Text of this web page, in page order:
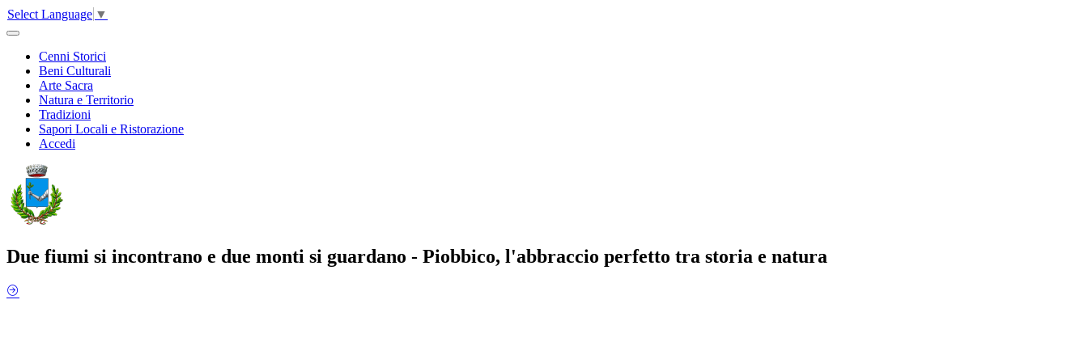
Select Language ▼
Cenni Storici
Beni Culturali
Arte Sacra
Natura e Territorio
Tradizioni
Sapori Locali e Ristorazione
Accedi
Due fiumi si incontrano e due monti si guardano - Piobbico, l'abbraccio perfetto tra storia e natura